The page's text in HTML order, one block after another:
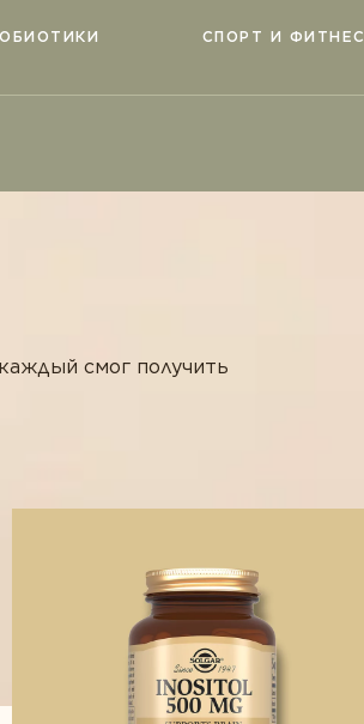
СПОРТ И ФИТНЕС
смог получить